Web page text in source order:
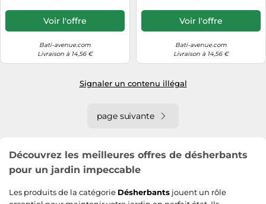
Voir l'offre
Bati-avenue.com
Livraison à 14,56 €
Voir l'offre
Bati-avenue.com
Livraison à 14,56 €
Signaler un contenu illégal
page suivante
Découvrez les meilleures offres de désherbants
pour un jardin impeccable
Les produits de la catégorie Désherbants jouent un rôle